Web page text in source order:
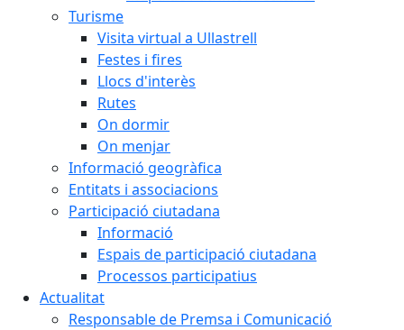
Turisme
Visita virtual a Ullastrell
Festes i fires
Llocs d'interès
Rutes
On dormir
On menjar
Informació geogràfica
Entitats i associacions
Participació ciutadana
Informació
Espais de participació ciutadana
Processos participatius
Actualitat
Responsable de Premsa i Comunicació